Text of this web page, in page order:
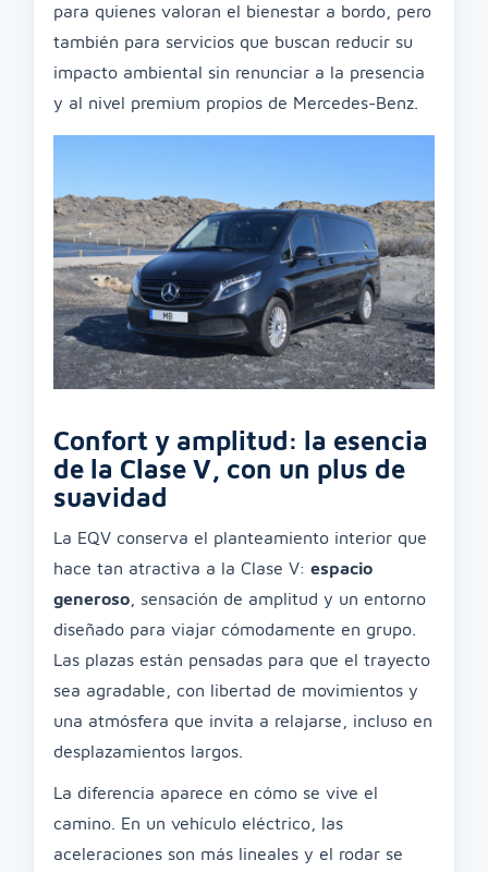
para quienes valoran el bienestar a bordo, pero
también para servicios que buscan reducir su
impacto ambiental sin renunciar a la presencia
y al nivel premium propios de Mercedes-Benz.
Confort y amplitud: la esencia
de la Clase V, con un plus de
suavidad
La EQV conserva el planteamiento interior que
hace tan atractiva a la Clase V: espacio
generoso , sensación de amplitud y un entorno
diseñado para viajar cómodamente en grupo.
Las plazas están pensadas para que el trayecto
sea agradable, con libertad de movimientos y
una atmósfera que invita a relajarse, incluso en
desplazamientos largos.
La diferencia aparece en cómo se vive el
camino. En un vehículo eléctrico, las
aceleraciones son más lineales y el rodar se